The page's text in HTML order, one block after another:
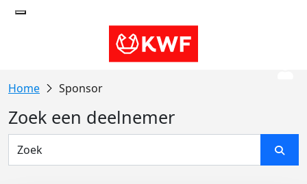
Sponsor
Zoek een deelnemer